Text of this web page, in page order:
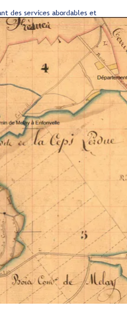
des services abordables et
Salle équipée en numérique 3D
bleu : toutes séances à 4€
a débuté jeudi 16 janvier et vise à
une phase de collecte, les résidents
2025 avec l'Harmonie municipale.